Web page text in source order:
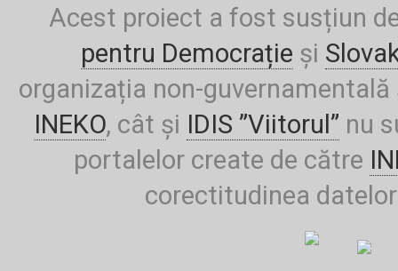
Acest proiect a fost susțiun
pentru Democrație și
organizația non-
INEKO, cât și IDIS ”Viitorul” nu
portalelor create de către
corectitudinea